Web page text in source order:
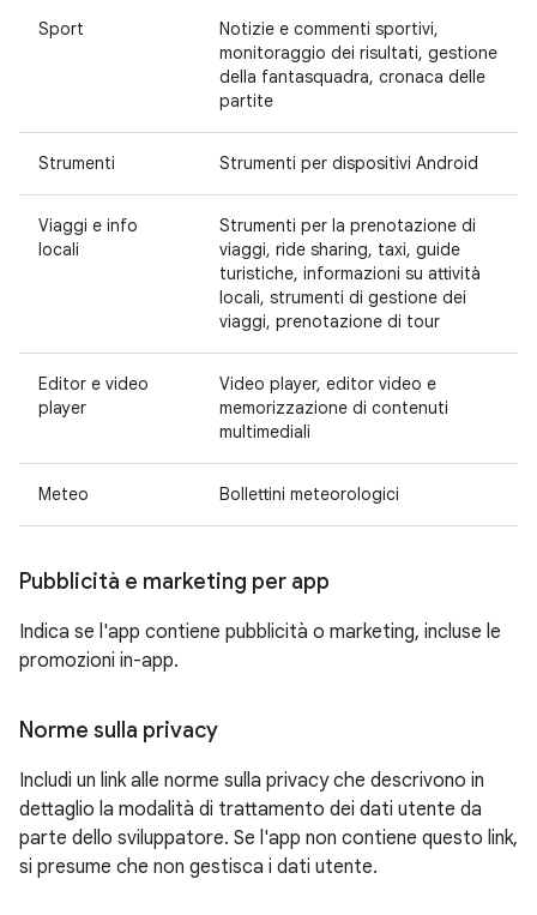
Sport
Notizie e commenti sportivi,
monitoraggio dei risultati, gestione
della fantasquadra, cronaca delle
partite
Strumenti Strumenti per dispositivi Android
Viaggi e info
locali
Strumenti per la prenotazione di
viaggi, ride sharing, taxi, guide
turistiche, informazioni su attività
locali, strumenti di gestione dei
viaggi, prenotazione di tour
Editor e video
player
Video player, editor video e
memorizzazione di contenuti
multimediali
Meteo Bollettini meteorologici
Pubblicità e marketing per app
Indica se l'app contiene pubblicità o marketing, incluse le
promozioni in-app.
Norme sulla privacy
Includi un link alle norme sulla privacy che descrivono in
dettaglio la modalità di trattamento dei dati utente da
parte dello sviluppatore. Se l'app non contiene questo link,
si presume che non gestisca i dati utente.